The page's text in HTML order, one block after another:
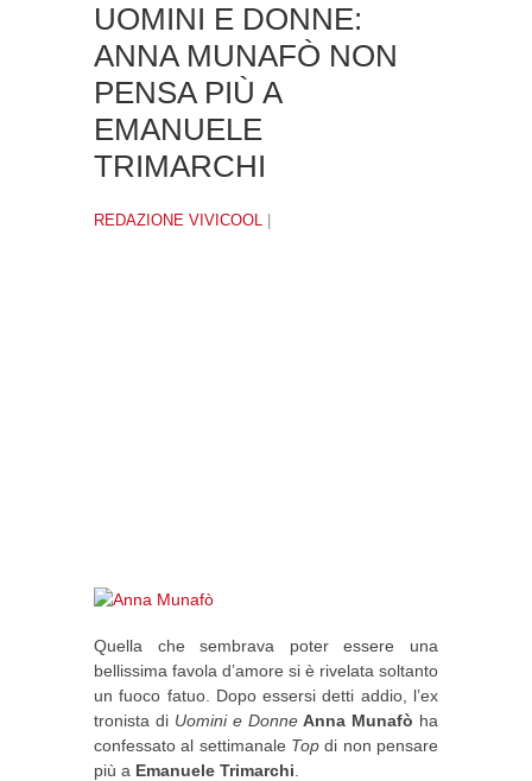
UOMINI E DONNE:
ANNA MUNAFÒ NON
PENSA PIÙ A
EMANUELE
TRIMARCHI
REDAZIONE VIVICOOL
Quella che sembrava poter essere una
bellissima favola d’amore si è rivelata soltanto
un fuoco fatuo. Dopo essersi detti addio, l’ex
tronista di Uomini e Donne Anna Munafò ha
confessato al settimanale Top di non pensare
più a Emanuele Trimarchi